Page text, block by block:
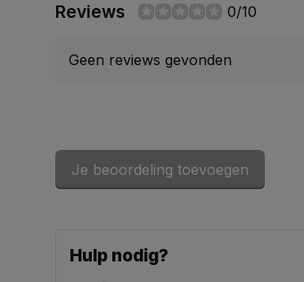
Reviews 0/10
Geen reviews gevonden
Je beoordeling toevoegen
Hulp nodig?